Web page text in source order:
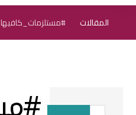
المقالات